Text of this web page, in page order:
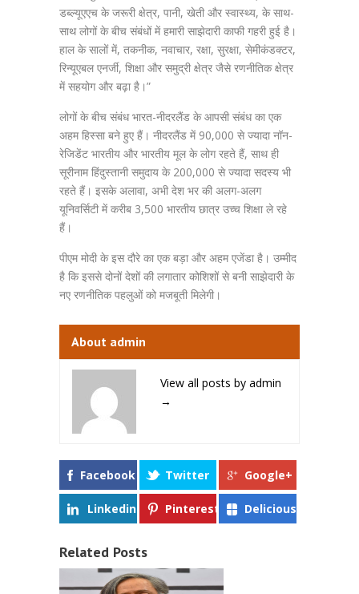
डब्ल्यूएएच के जरूरी क्षेत्र, पानी, खेती और स्वास्थ्य, के साथ-
साथ लोगों के बीच संबंधों में हमारी साझेदारी काफी गहरी हुई है।
हाल के सालों में, तकनीक, नवाचार, रक्षा, सुरक्षा, सेमीकंडक्टर,
रिन्यूएबल एनर्जी, शिक्षा और समुद्री क्षेत्र जैसे रणनीतिक क्षेत्र
में सहयोग और बढ़ा है।”
लोगों के बीच संबंध भारत-नीदरलैंड के आपसी संबंध का एक
अहम हिस्सा बने हुए हैं। नीदरलैंड में 90,000 से ज्यादा नॉन-
रेजिडेंट भारतीय और भारतीय मूल के लोग रहते हैं, साथ ही
सूरीनाम हिंदुस्तानी समुदाय के 200,000 से ज्यादा सदस्य भी
रहते हैं। इसके अलावा, अभी देश भर की अलग-अलग
यूनिवर्सिटी में करीब 3,500 भारतीय छात्र उच्च शिक्षा ले रहे
हैं।
पीएम मोदी के इस दौरे का एक बड़ा और अहम एजेंडा है। उम्मीद
है कि इससे दोनों देशों की लगातार कोशिशों से बनी साझेदारी के
नए रणनीतिक पहलुओं को मजबूती मिलेगी।
About admin
View all posts by admin
→
Facebook Twitter Google+
Linkedin Pinterest Delicious
Related Posts